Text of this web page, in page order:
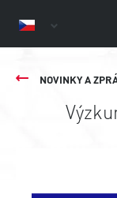
NOVINKY A